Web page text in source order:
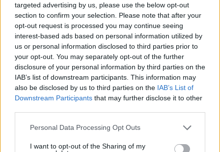
targeted advertising by us, please use the below opt-out
section to confirm your selection. Please note that after your
opt-out request is processed you may continue seeing
interest-based ads based on personal information utilized by
us or personal information disclosed to third parties prior to
your opt-out. You may separately opt-out of the further
disclosure of your personal information by third parties on the
IAB’s list of downstream participants. This information may
also be disclosed by us to third parties on the IAB’s List of
Downstream Participants that may further disclose it to other
Please note that this website/app uses one or more Google
not limited to your visit or usage behaviour. You may click to
Personal Data Processing Opt Outs
I want to opt-out of the Sharing of my
Η εξέλιξη αυτή όπως εκτιμούν αναμένεται να
δρομολογήσει μια σειρά θετικών εξελίξεων
όπως την ποιοτική αναβάθμιση των
ερευνητικών προγραμμάτων, τη διατήρηση των
εντατικών ρυθμών εξερεύνησης των
προηγούμενων πρόσφατων ετών, τον
εμπλουτισμό των γεωλογικών μοντέλων και
σεναρίων εξέλιξης της περιοχής με προοπτική
να αυξηθούν οι δυνητικοί στόχοι
ενδιαφέροντος. Επιπλέον, την αύξηση των
μεγάλου βάθους νερού και συνεπώς την